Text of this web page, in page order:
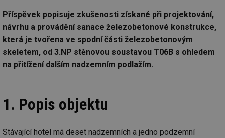
Příspěvek popisuje zkušenosti získané při projektování,
návrhu a provádění sanace železobetonové konstrukce,
která je tvořena ve spodní části železobetonovým
skeletem, od 3.NP stěnovou soustavou T06B s ohledem
na přitížení dalším nadzemním podlažím.
1. Popis objektu
Stávající hotel má deset nadzemních a jedno podzemní